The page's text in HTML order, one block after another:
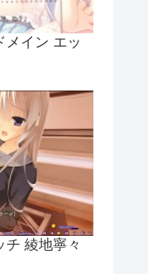
メイン エッ
チ 綾地寧々